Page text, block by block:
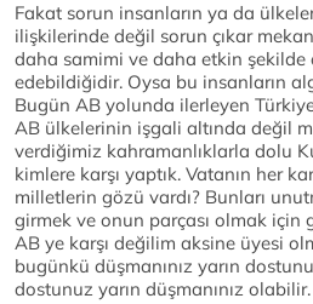
Fakat sorun insanların ya da
ilişkilerinde değil sorun çıkar
daha samimi ve daha etkin şekilde
edebildiğidir. Oysa bu insanların
Bugün AB yolunda ilerleyen
AB ülkelerinin işgali altında değil
verdiğimiz kahramanlıklarla dolu
kimlere karşı yaptık. Vatanın her
milletlerin gözü vardı? Bunları
girmek ve onun parçası olmak için
AB ye karşı değilim aksine üyesi
bugünkü düşmanınız yarın
dostunuz yarın düşmanınız olabilir.